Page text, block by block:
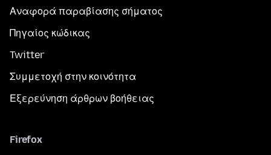
Αναφορά παραβίασης σήματος
Πηγαίος κώδικας
Twitter
Συμμετοχή στην κοινότητα
Εξερεύνηση άρθρων βοήθειας
Firefox